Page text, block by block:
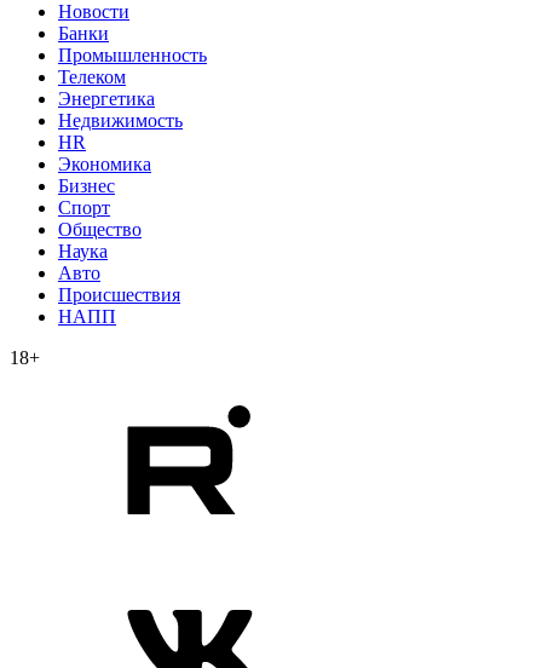
Новости
Банки
Промышленность
Телеком
Энергетика
Недвижимость
HR
Экономика
Бизнес
Спорт
Общество
Наука
Авто
Происшествия
НАПП
18+